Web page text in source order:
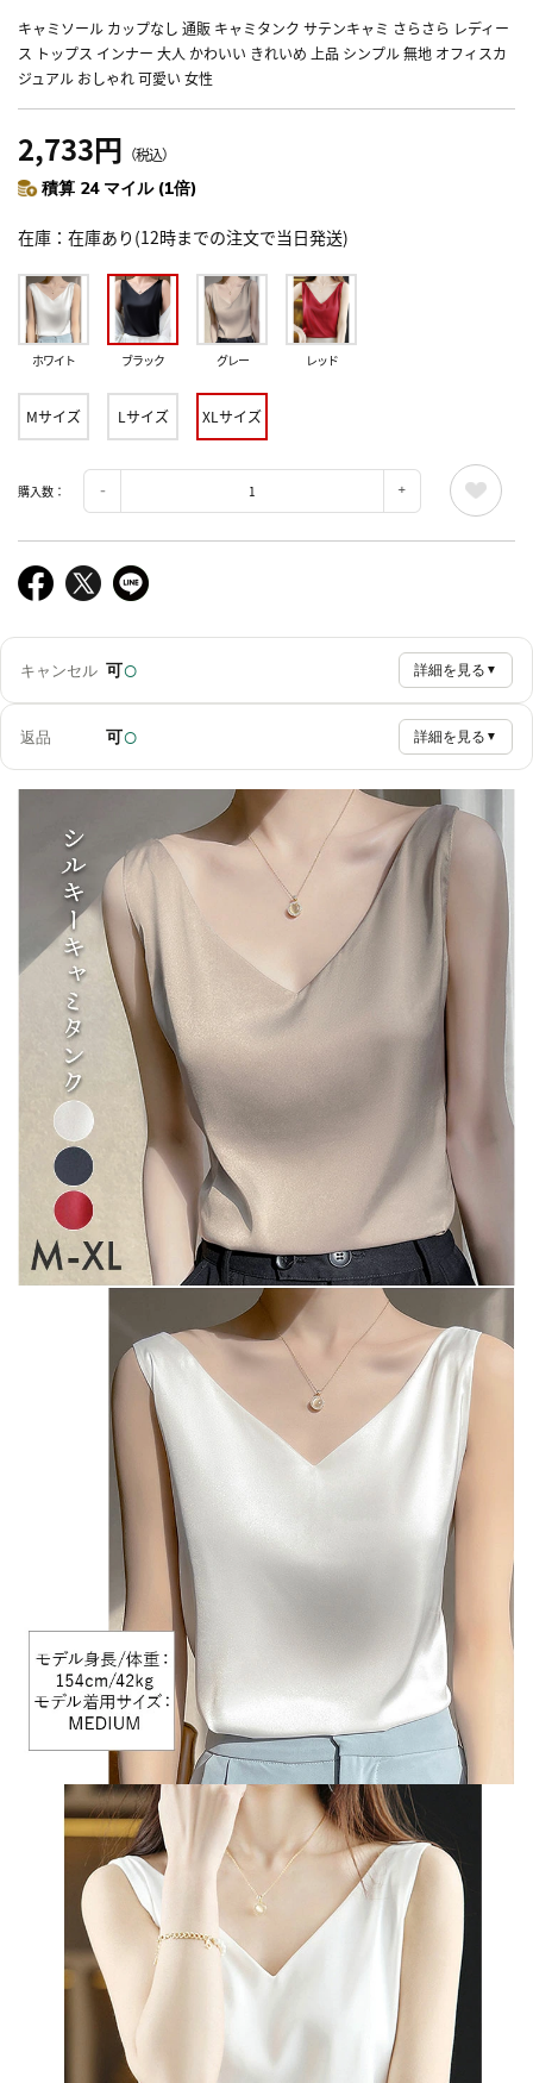
キャミソール カップなし 通販 キャミタンク サテンキャミ さらさら レディー
ス トップス インナー 大人 かわいい きれいめ 上品 シンプル 無地 オフィスカ
ジュアル おしゃれ 可愛い 女性
2,733円 （税込）
積算 24 マイル (1倍)
在庫 在庫あり(12時までの注文で当日発送)
ホワイト ブラック グレー レッド
Mサイズ Lサイズ XLサイズ
購入数：
キャンセル 可○ 詳細を見る ▼
返品 可○ 詳細を見る ▼